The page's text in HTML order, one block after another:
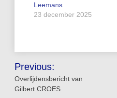
Leemans
23 december 2025
Bericht
navigatie
Previous:
Overlijdensbericht van
Gilbert CROES